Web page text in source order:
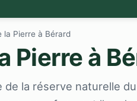
la Pierre à Bérard
Pierre à
de la réserve naturelle